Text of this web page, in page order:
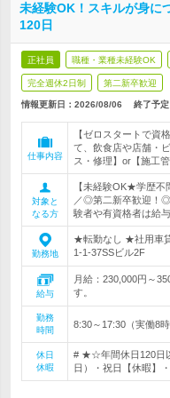
未経験OK！スキルが身に
120日
正社員 職種・業種未経験OK
完全週休2日制 第二新卒歓迎
情報更新日：2026/08/06 終了予定
仕事内容
【ゼロスタートで資
て、飲食店や店舗・
ス・修理】or【施工管
対象と
なる方
【未経験OK★学歴不
／◎第二新卒歓迎！
験者や有資格者は給
勤務地
★転勤なし ★社用車
1-1-37SSビル2F
給与
月給：230,000円～
す。
勤務
時間
8:30～17:30（実働8
休日
休暇
# ★☆年間休日120日
日）・祝日【休暇】